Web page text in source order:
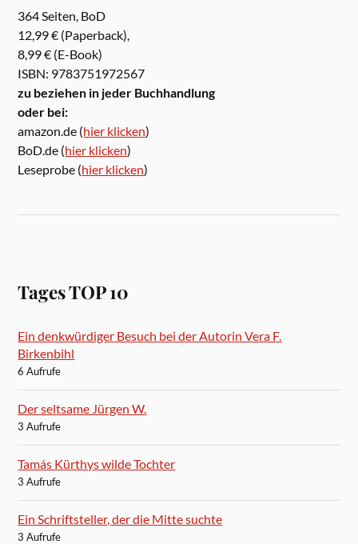
364 Seiten, BoD
12,99 € (Paperback),
8,99 € (E-Book)
ISBN: 9783751972567
zu beziehen in jeder Buchhandlung
oder bei:
amazon.de (hier klicken)
BoD.de (hier klicken)
Leseprobe (hier klicken)
Tages TOP 10
Ein denkwürdiger Besuch bei der Autorin Vera F.
Birkenbihl
6 Aufrufe
Der seltsame Jürgen W.
3 Aufrufe
Tamás Kürthys wilde Tochter
3 Aufrufe
Ein Schriftsteller, der die Mitte suchte
3 Aufrufe